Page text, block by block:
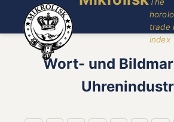
trade
index
Wort- und